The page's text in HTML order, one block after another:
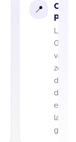
La
variar
zona
de
de
eso
la
guía